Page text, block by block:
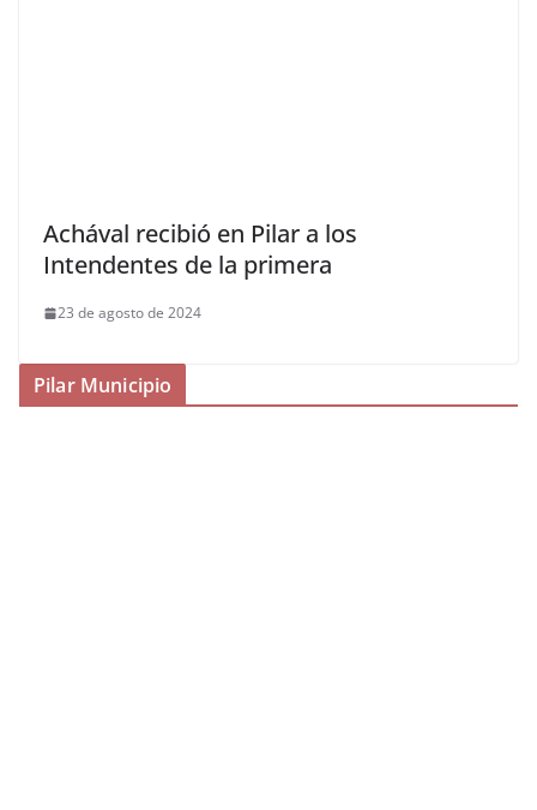
Achával recibió en Pilar a los
Intendentes de la primera
23 de agosto de 2024
Pilar Municipio